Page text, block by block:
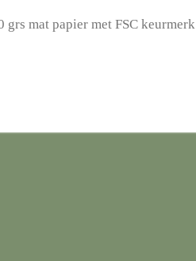
mat papier met FSC keurmerk